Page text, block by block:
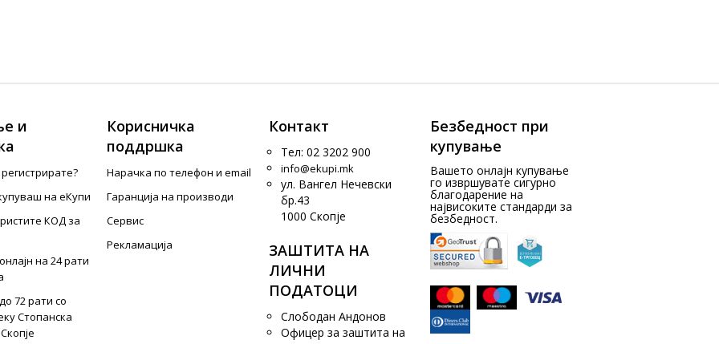
и
на еКупи
КОД за
на 24 рати
72 рати со
Стопанска
Корисничка
поддршка
Нарачка по телефон и еmail
Гаранција на производи
Сервис
Рекламација
Контакт
Тел: 02 3202 900
info@ekupi.mk
ул. Вангел Нечевски
бр.43
1000 Скопје
ЗАШТИТА НА
ЛИЧНИ
ПОДАТОЦИ
Слободан Андонов
Офицер за заштита на
Безбедност при
купување
Вашето онлајн купување
го извршувате сигурно
благодарение на
највисоките стандарди за
безбедност.